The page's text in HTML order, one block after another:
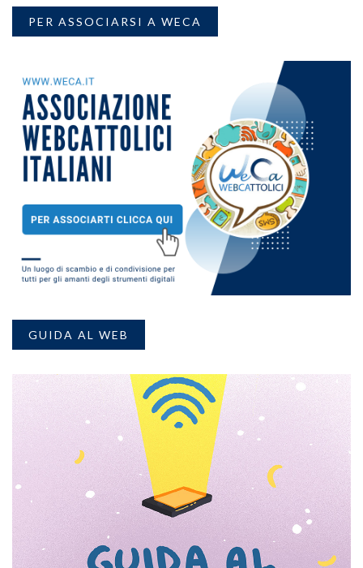
PER ASSOCIARSI A WECA
GUIDA AL WEB